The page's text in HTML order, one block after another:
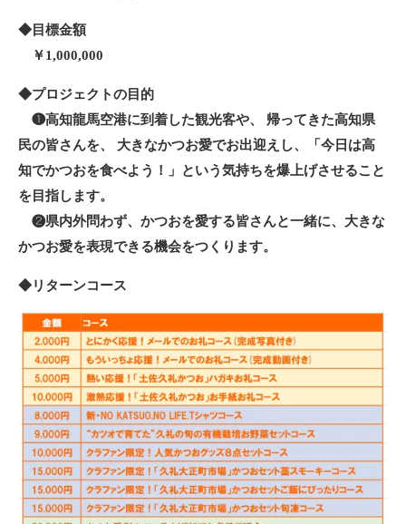
◆目標金額
￥1,000,000
◆プロジェクトの目的
❶高知龍馬空港に到着した観光客や、 帰ってきた高知県
民の皆さんを、 大きなかつお愛でお出迎えし、「今日は高
知でかつおを食べよう！」という気持ちを爆上げさせること
を目指します。
❷県内外問わず、かつおを愛する皆さんと一緒に、大きな
かつお愛を表現できる機会をつくります。
◆リターンコース